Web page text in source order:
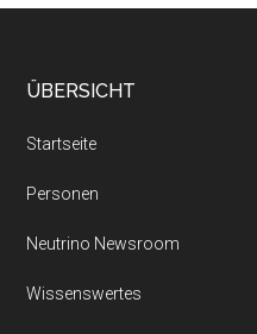
Footer
ÜBERSICHT
Startseite
Personen
Neutrino Newsroom
Wissenswertes